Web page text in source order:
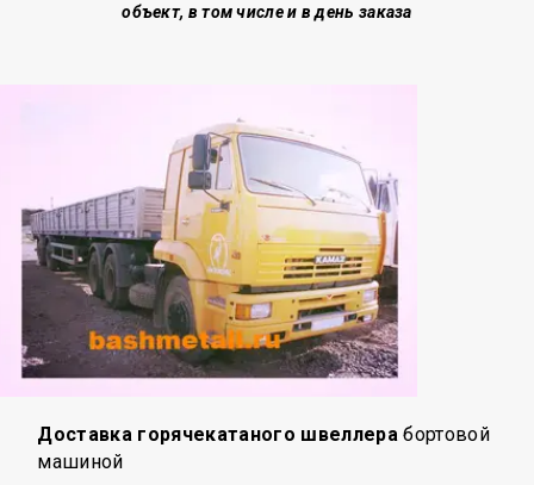
объект, в том числе и в день заказа
Доставка горячекатаного швеллерабортовой
машиной